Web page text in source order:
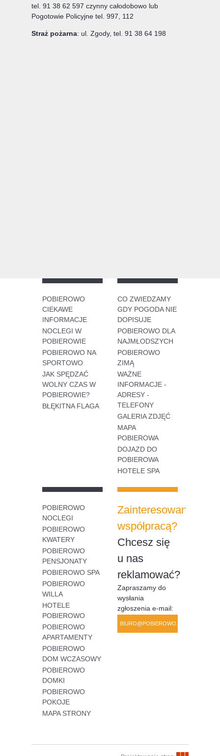
tel. 91 38 62 597 czynny całodobowo lub
Pogotowie Policyjne tel. 997, 112
Straż pożarna: ul. Zgody, tel. 91 38 64 198
POBIEROWO
CIEKAWE
INFORMACJE
NOCLEGI W
POBIEROWIE
POBIEROWO NA
SPORTOWO
JAK SPĘDZAĆ
WOLNY CZAS W
POBIEROWIE?
BŁĘKITNA FLAGA
CO ZWIEDZAMY
GDY POGODA NIE
DOPISUJE
POBIEROWO DLA
NAJMŁODSZYCH
POBIEROWO
ZIMĄ
WAŻNE
INFORMACJE -
ADRESY -
TELEFONY
GALERIA ZDJĘĆ
MAPA
POBIEROWA
DOJAZD DO
POBIEROWA
HOTELE SPA
POBIEROWO
NOCLEGI
POBIEROWO
KWATERY
POBIEROWO
PENSJONATY
POBIEROWO SPA
POBIEROWO
WILLA
HOTELE
POBIEROWO
POBIEROWO
APARTAMENTY
POBIEROWO
DOM WCZASOWY
POBIEROWO
DOMKI
POBIEROWO
POKOJE
MAPA STRONY
Zainteresowany
współpracą?
Chcesz się
u nas
reklamować?
Zapraszamy do
wysłania
zgłoszenia e-mail:
BIURO@POBIEROWO.COM.PL